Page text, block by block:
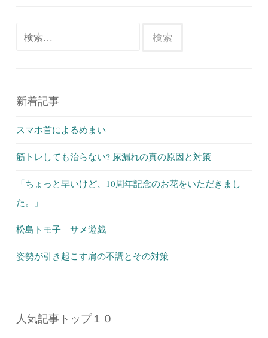
新着記事
スマホ首によるめまい
筋トレしても治らない? 尿漏れの真の原因と対策
「ちょっと早いけど、10周年記念のお花をいただきまし
た。」
松島トモ子 サメ遊戯
姿勢が引き起こす肩の不調とその対策
人気記事トップ１０